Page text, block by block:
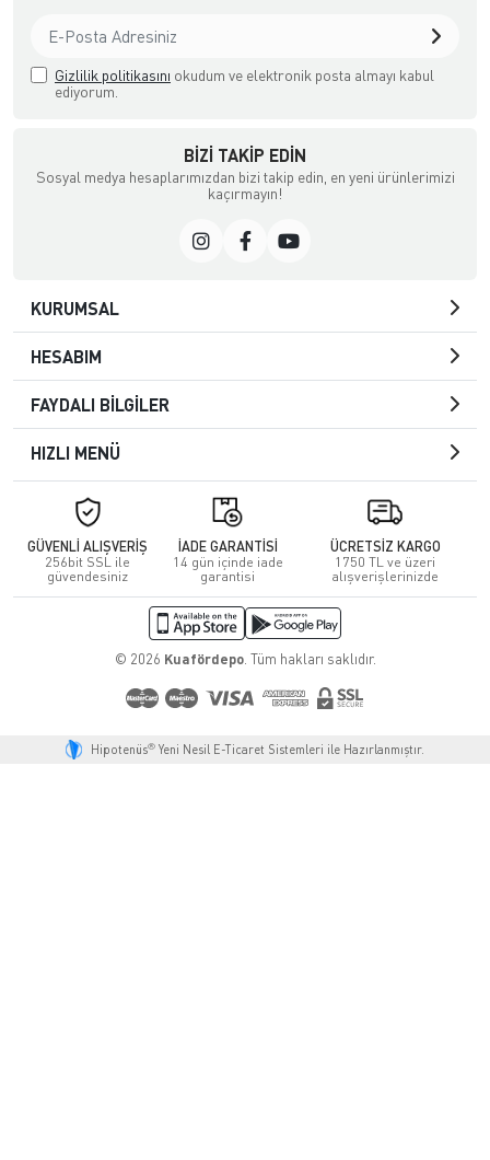
Gizlilik politikasını okudum ve elektronik posta almayı kabul
ediyorum.
BIZI TAKIP EDIN
Sosyal medya hesaplarımızdan bizi takip edin, en yeni ürünlerimizi
kaçırmayın!
KURUMSAL
HESABIM
FAYDALI BİLGİLER
HIZLI MENÜ
GÜVENLİ ALIŞVERİŞ
256bit SSL ile
güvendesiniz
İADE GARANTİSİ
14 gün içinde iade
garantisi
ÜCRETSİZ KARGO
1750 TL ve üzeri
alışverişlerinizde
© 2026 Kuafördepo. Tüm hakları saklıdır.
Hipotenüs® Yeni Nesil E-Ticaret Sistemleri ile Hazırlanmıştır.